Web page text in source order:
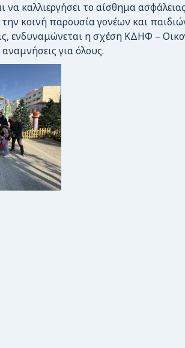
να καλλιεργήσει το αίσθημα
κοινή παρουσία γονέων και
ενδυναμώνεται η σχέση ΚΔΗΦ –
για όλους.